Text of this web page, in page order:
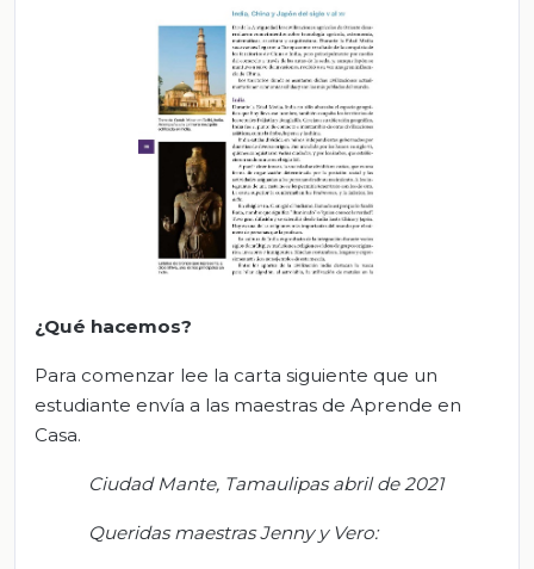
¿Qué hacemos?
Para comenzar lee la carta siguiente que un
estudiante envía a las maestras de Aprende en
Casa.
CiudadMante, Tamaulipas abril de 2021
Queridas maestras Jenny y Vero: